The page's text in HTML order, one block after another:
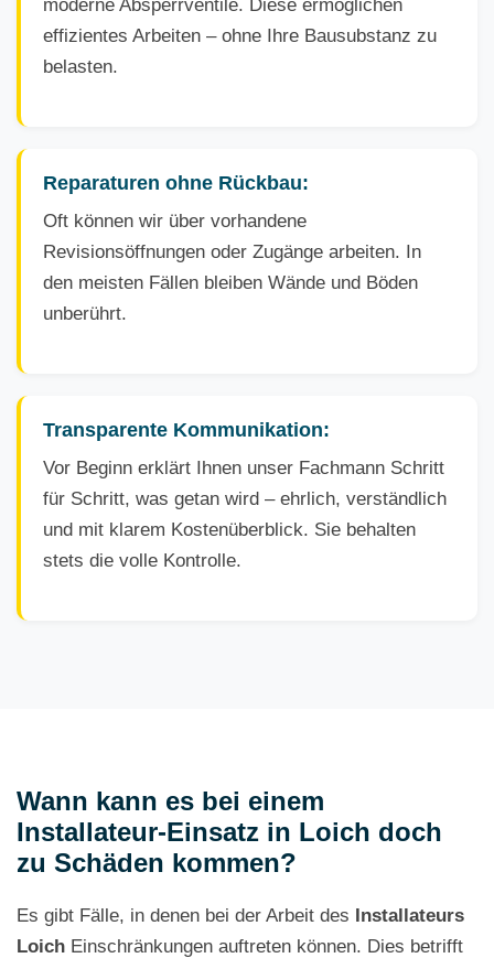
moderne Absperrventile. Diese ermöglichen
effizientes Arbeiten – ohne Ihre Bausubstanz zu
belasten.
Reparaturen ohne Rückbau:
Oft können wir über vorhandene
Revisionsöffnungen oder Zugänge arbeiten. In
den meisten Fällen bleiben Wände und Böden
unberührt.
Transparente Kommunikation:
Vor Beginn erklärt Ihnen unser Fachmann Schritt
für Schritt, was getan wird – ehrlich, verständlich
und mit klarem Kostenüberblick. Sie behalten
stets die volle Kontrolle.
Wann kann es bei einem
Installateur-Einsatz in Loich doch
zu Schäden kommen?
Es gibt Fälle, in denen bei der Arbeit des Installateurs
Loich Einschränkungen auftreten können. Dies betrifft